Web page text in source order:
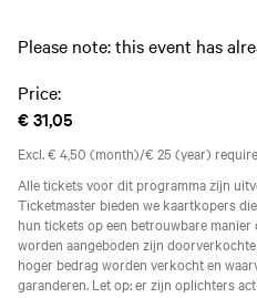
Please note: this event has
Price:
€ 31,05
Excl. € 4,50 (month)/€ 25 (year)
Alle tickets voor dit programma zijn
Ticketmaster bieden we kaartkopers
hun tickets op een betrouwbare
worden aangeboden zijn
hoger bedrag worden verkocht en
garanderen. Let op: er zijn oplichters